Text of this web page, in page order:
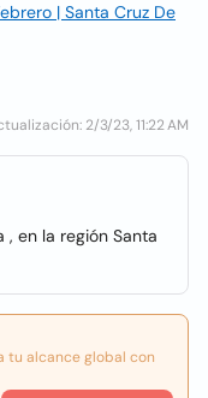
| Santa Cruz De
2/3/23, 11:22 AM
, en la región Santa
tu alcance global con